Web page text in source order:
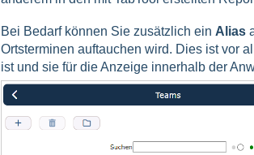
Bei Bedarf können Sie zusätzlich ein Alias
Ortsterminen auftauchen wird. Dies ist vor
ist und sie für die Anzeige innerhalb der